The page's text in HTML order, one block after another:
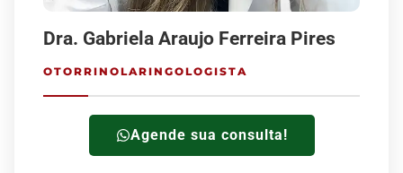
Dra. Gabriela Araujo Ferreira Pires
OTORRINOLARINGOLOGISTA
Agende sua consulta!